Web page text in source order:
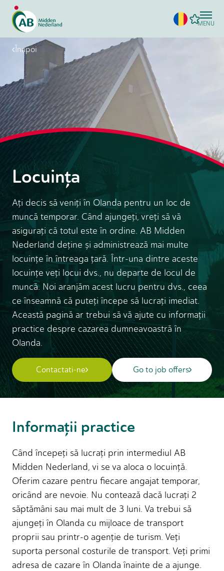
MENU
Înapoi
Locuinţa
Aţi decis să veniţi în Olanda pentru un loc de
muncă temporar. Când ajungeţi, vreţi să vă
asiguraţi că totul este în ordine. AB Midden
Nederland deţine și administrează mai multe
locuinţe în întreaga ţară. Într-una dintre aceste
locuinţe veţi locui dvs., nu departe de locul de
muncă. Noi aranjăm acest lucru pentru dvs., ceea
ce înseamnă că puteţi începe să lucraţi imediat.
Această pagină ar trebui să vă ajute cu informaţii
practice despre cazarea dumneavoastră în
Olanda.
Contactati-ne Go to job offers
Informaţii practice
Când începeţi să lucraţi prin intermediul AB
Midden Nederland, vi se va aloca o locuinţă.
Oferim cazare pentru fiecare angajat temporar,
oricând are nevoie. Nu contează dacă lucraţi 2
săptămâni sau mai mult de 3 luni. Va trebui să
ajungeţi în Olanda cu mijloace de transport
proprii sau printr-o agenţie de turism. Veţi
suporta personal costurile de transport. Veţi primi
adresa de cazare în Olanda înainte de a ajunge.